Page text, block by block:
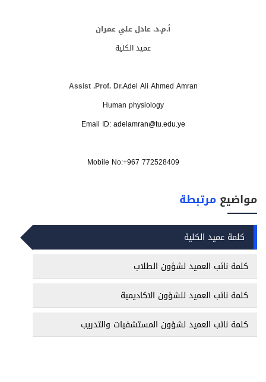
أ.م.د. عادل علي عمران
عميد الكلية
Assist.Prof. Dr.Adel Ali Ahmed Amran
Human physiology
Email ID:adelamran@tu.edu.ye
Mobile No:+967 772528409
مواضيع مرتبطة
كلمة عميد الكلية
كلمة نائب العميد لشؤون الطلاب
كلمة نائب العميد للشؤون الاكاديمية
كلمة نائب العميد لشؤون المستشفيات والتدريب